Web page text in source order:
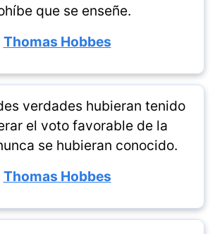
que se enseñe.
Thomas Hobbes
verdades hubieran tenido
el voto favorable de la
se hubieran conocido.
Thomas Hobbes